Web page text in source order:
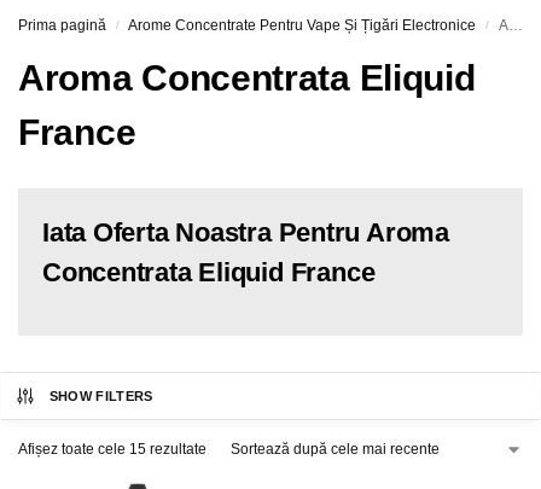
Prima pagină / Arome Concentrate Pentru Vape Și Țigări Electronice / Aroma Concentrata Eliquid France
Aroma Concentrata Eliquid
France
Iata Oferta Noastra Pentru Aroma
Concentrata Eliquid France
SHOW FILTERS
Afișez toate cele 15 rezultate